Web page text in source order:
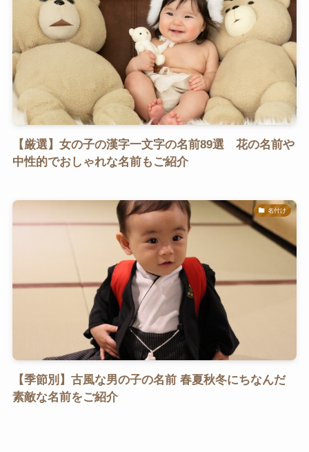
【厳選】女の子の漢字一文字の名前89選 花の名前や
中性的でおしゃれな名前もご紹介
名付け
【季節別】古風な男の子の名前 春夏秋冬にちなんだ
素敵な名前をご紹介